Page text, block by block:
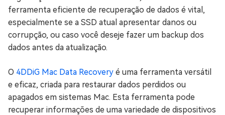
ferramenta eficiente de recuperação de dados é vital,
especialmente se a SSD atual apresentar danos ou
corrupção, ou caso você deseje fazer um backup dos
dados antes da atualização.
O 4DDiG Mac Data Recovery é uma ferramenta versátil
e eficaz, criada para restaurar dados perdidos ou
apagados em sistemas Mac. Esta ferramenta pode
recuperar informações de uma variedade de dispositivos